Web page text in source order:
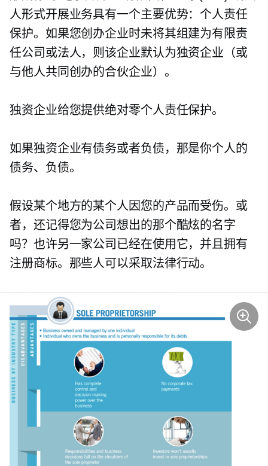
人形式开展业务具有一个主要优势：个人责任
保护。如果您创办企业时未将其组建为有限责
任公司或法人，则该企业默认为独资企业（或
与他人共同创办的合伙企业）。
独资企业给您提供绝对零个人责任保护。
如果独资企业有债务或者负债，那是你个人的
债务、负债。
假设某个地方的某个人因您的产品而受伤。或
者，还记得您为公司想出的那个酷炫的名字
吗？也许另一家公司已经在使用它，并且拥有
注册商标。那些人可以采取法律行动。